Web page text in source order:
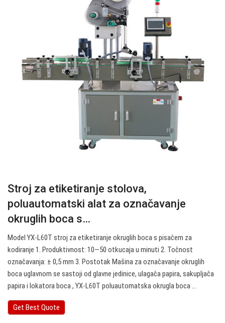
Stroj za etiketiranje stolova,
poluautomatski alat za označavanje
okruglih boca s…
Model YX-L60T stroj za etiketiranje okruglih boca s pisačem za
kodiranje 1. Produktivnost: 10—50 otkucaja u minuti 2. Točnost
označavanja: ± 0,5 mm 3. Postotak Mašina za označavanje okruglih
boca uglavnom se sastoji od glavne jedinice, ulagača papira, sakupljača
papira i lokatora boca , YX-L60T poluautomatska okrugla boca ...
Get Best Quote